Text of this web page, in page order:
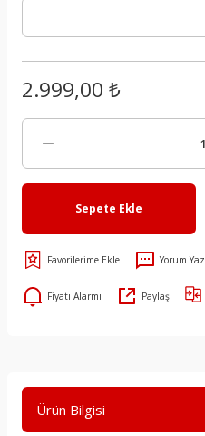
2.999,00 ₺
Sepete Ekle
Yorum Yaz
Fiyatı Alarmı Paylaş
Ürün Bilgisi